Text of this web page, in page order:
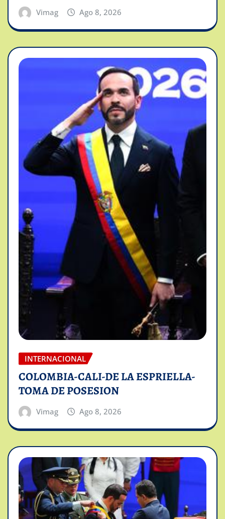
Vimag Ago 8, 2026
INTERNACIONAL
COLOMBIA-CALI-DE LA ESPRIELLA-
TOMA DE POSESION
Vimag Ago 8, 2026